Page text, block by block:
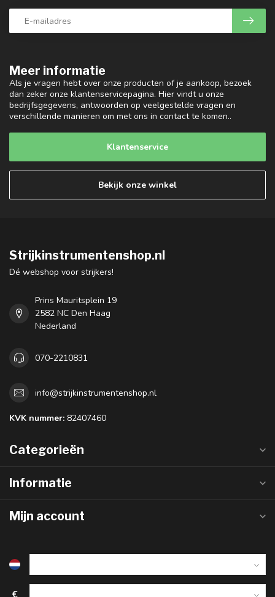
Meer informatie
Als je vragen hebt over onze producten of je aankoop, bezoek
dan zeker onze klantenservicepagina. Hier vindt u onze
bedrijfsgegevens, antwoorden op veelgestelde vragen en
verschillende manieren om met ons in contact te komen..
Klantenservice
Bekijk onze winkel
Strijkinstrumentenshop.nl
Dé webshop voor strijkers!
Prins Mauritsplein 19
2582 NC Den Haag
Nederland
070-2210831
info@strijkinstrumentenshop.nl
KVK nummer: 82407460
Categorieën
Informatie
Mijn account